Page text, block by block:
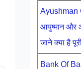
Ayushman
आयुष्मान और
जाने क्या है पूरी
Bank Of